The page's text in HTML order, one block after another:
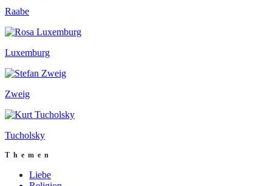
Raabe
Luxemburg
Zweig
Tucholsky
Themen
Liebe